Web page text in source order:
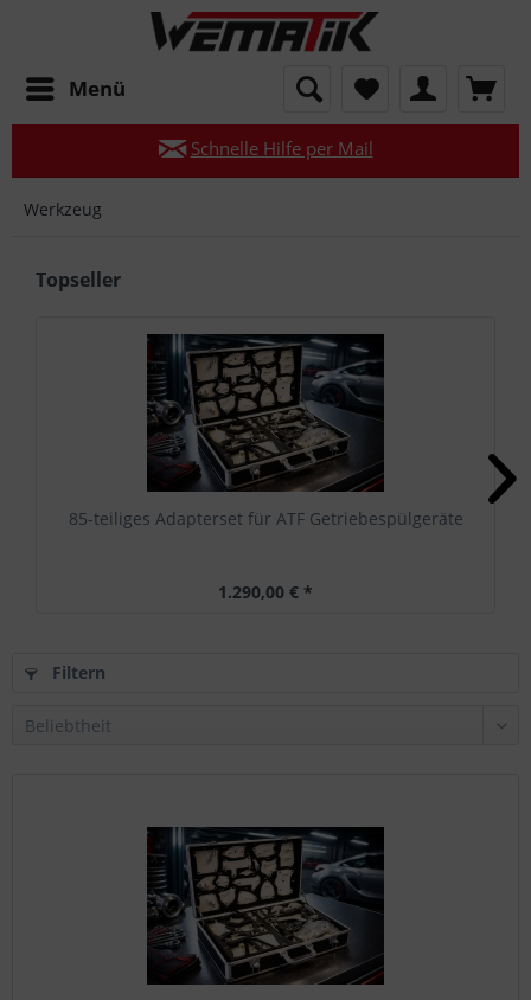
Menü
Mo–Fr 08:00–17:00 Uhr
Schnelle Hilfe per Mail
Qualität seit 35 Jahren – Maschinen & Werkzeuge
Werkzeug
Topseller
85-teiliges Adapterset für ATF Getriebespülgeräte
1.290,00 € *
Filtern